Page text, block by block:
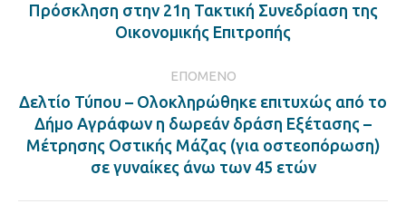
Previous
post:
Πρόσκληση στην 21η Τακτική Συνεδρίαση της
Οικονομικής Επιτροπής
ΕΠΌΜΕΝΟ
Next
post:
Δελτίο Τύπου – Ολοκληρώθηκε επιτυχώς από το
Δήμο Αγράφων η δωρεάν δράση Εξέτασης –
Μέτρησης Οστικής Μάζας (για οστεοπόρωση)
σε γυναίκες άνω των 45 ετών